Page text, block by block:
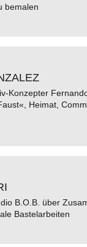
bemalen
Konzepter
Heimat,
B.O.B. über
Bastelarbeiten